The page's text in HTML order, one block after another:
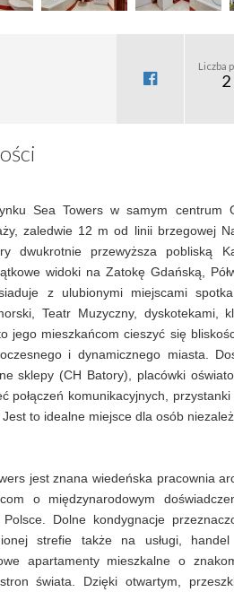
Liczba
2
Sea Towers w samym centrum
zaledwie 12 m od linii brzegowej
dwukrotnie przewyższa pobliską
widoki na Zatokę Gdańską,
z ulubionymi miejscami
Teatr Muzyczny, dyskotekami,
jego mieszkańcom cieszyć się
i dynamicznego miasta.
sklepy (CH Batory), placówki
połączeń komunikacyjnych,
to idealne miejsce dla osób
jest znana wiedeńska pracownia
o międzynarodowym
Polsce. Dolne kondygnacje
strefie także na usługi,
apartamenty mieszkalne o
świata. Dzięki otwartym,